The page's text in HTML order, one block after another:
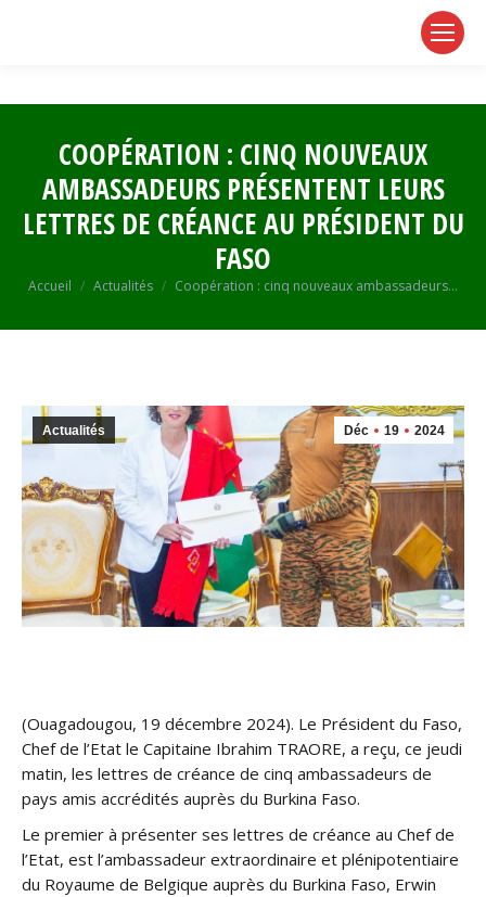
COOPÉRATION : CINQ NOUVEAUX
AMBASSADEURS PRÉSENTENT LEURS
LETTRES DE CRÉANCE AU PRÉSIDENT DU
FASO
Vous êtes ici :
Accueil Actualités Coopération : cinq nouveaux ambassadeurs…
Déc 19 2024
Actualités
(Ouagadougou, 19 décembre 2024). Le Président du Faso,
Chef de l’Etat le Capitaine Ibrahim TRAORE, a reçu, ce jeudi
matin, les lettres de créance de cinq ambassadeurs de
pays amis accrédités auprès du Burkina Faso.
Le premier à présenter ses lettres de créance au Chef de
l’Etat, est l’ambassadeur extraordinaire et plénipotentiaire
du Royaume de Belgique auprès du Burkina Faso, Erwin